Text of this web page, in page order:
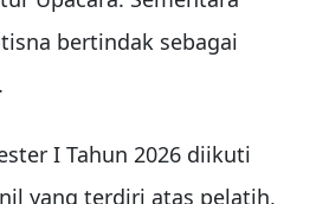
bertindak sebagai
I Tahun 2026 diikuti
yang terdiri atas pelatih,